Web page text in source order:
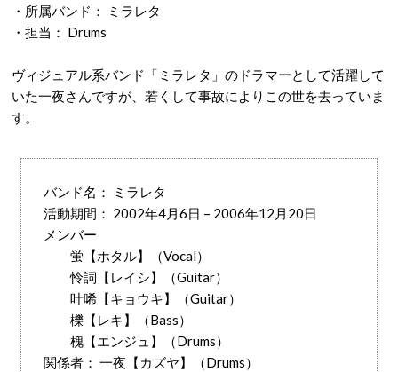
・所属バンド： ミラレタ
・担当： Drums
ヴィジュアル系バンド「ミラレタ」のドラマーとして活躍して
いた一夜さんですが、若くして事故によりこの世を去っていま
す。
バンド名： ミラレタ
活動期間： 2002年4月6日 – 2006年12月20日
メンバー
蛍【ホタル】（Vocal）
怜詞【レイシ】（Guitar）
叶唏【キョウキ】（Guitar）
櫟【レキ】（Bass）
槐【エンジュ】（Drums）
関係者： 一夜【カズヤ】（Drums）